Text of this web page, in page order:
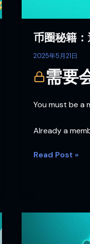
币圈秘籍
2025年5月21日
需要
You must be a
Already a
赚
钱
技
巧
Read Post »